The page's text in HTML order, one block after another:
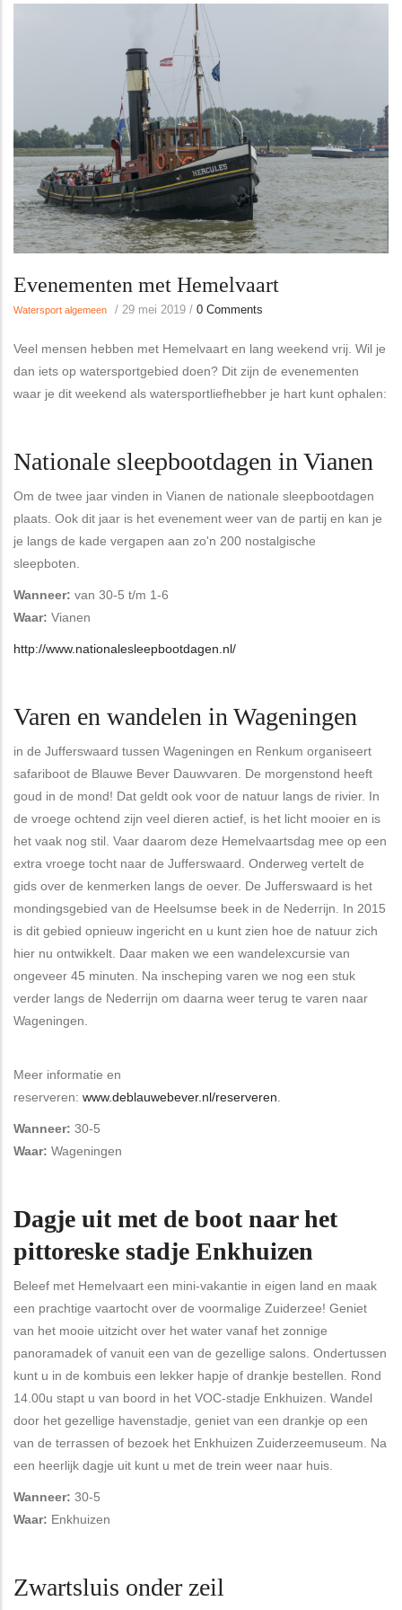
Evenementen met Hemelvaart
Watersport algemeen / 29 mei 2019 / 0 Comments
Veel mensen hebben met Hemelvaart en lang weekend vrij. Wil je
dan iets op watersportgebied doen? Dit zijn de evenementen
waar je dit weekend als watersportliefhebber je hart kunt ophalen:
Nationale sleepbootdagen in Vianen
Om de twee jaar vinden in Vianen de nationale sleepbootdagen
plaats. Ook dit jaar is het evenement weer van de partij en kan je
je langs de kade vergapen aan zo'n 200 nostalgische
sleepboten.
Wanneer: van 30-5 t/m 1-6
Waar: Vianen
http://www.nationalesleepbootdagen.nl/
Varen en wandelen in Wageningen
in de Jufferswaard tussen Wageningen en Renkum organiseert
safariboot de Blauwe Bever Dauwvaren. De morgenstond heeft
goud in de mond! Dat geldt ook voor de natuur langs de rivier. In
de vroege ochtend zijn veel dieren actief, is het licht mooier en is
het vaak nog stil. Vaar daarom deze Hemelvaartsdag mee op een
extra vroege tocht naar de Jufferswaard. Onderweg vertelt de
gids over de kenmerken langs de oever. De Jufferswaard is het
mondingsgebied van de Heelsumse beek in de Nederrijn. In 2015
is dit gebied opnieuw ingericht en u kunt zien hoe de natuur zich
hier nu ontwikkelt. Daar maken we een wandelexcursie van
ongeveer 45 minuten. Na inscheping varen we nog een stuk
verder langs de Nederrijn om daarna weer terug te varen naar
Wageningen.
Meer informatie en
reserveren: www.deblauwebever.nl/reserveren.
Wanneer: 30-5
Waar: Wageningen
Dagje uit met de boot naar het
pittoreske stadje Enkhuizen
Beleef met Hemelvaart een mini-vakantie in eigen land en maak
een prachtige vaartocht over de voormalige Zuiderzee! Geniet
van het mooie uitzicht over het water vanaf het zonnige
panoramadek of vanuit een van de gezellige salons. Ondertussen
kunt u in de kombuis een lekker hapje of drankje bestellen. Rond
14.00u stapt u van boord in het VOC-stadje Enkhuizen. Wandel
door het gezellige havenstadje, geniet van een drankje op een
van de terrassen of bezoek het Enkhuizen Zuiderzeemuseum. Na
een heerlijk dagje uit kunt u met de trein weer naar huis.
Wanneer: 30-5
Waar: Enkhuizen
Zwartsluis onder zeil